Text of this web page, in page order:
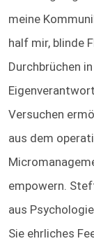
meine
half mir, blinde
Durchbrüchen
Versuchen
aus dem
empowern.
aus
Sie ehrliches